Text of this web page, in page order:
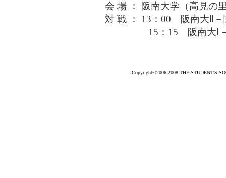
会 場 ： 阪南大学（高見の
対 戦 ： 13：00 阪南大Ⅱ－
15：15 阪南大Ⅰ－大
Copyright©2006-2008 THE STUDENT'S